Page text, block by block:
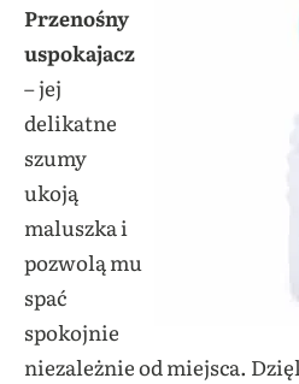
Przenośny
uspokajacz
– jej
delikatne
szumy
ukoją
maluszka i
pozwolą mu
spać
spokojnie
niezależnie od miejsca.